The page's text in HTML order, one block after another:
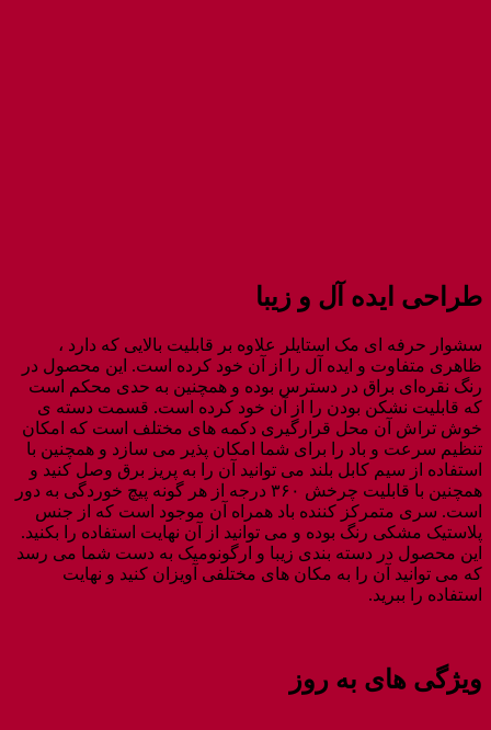
طراحی ایده آل و زیبا
سشوار حرفه ای مک استایلر علاوه بر قابلیت بالایی که دارد ،
ظاهری متفاوت و ایده آل را از آن خود کرده است. این محصول در
رنگ نقره‌ای براق در دسترس بوده و همچنین به حدی محکم است
که قابلیت نشکن بودن را از آن خود کرده است. قسمت دسته ی
خوش تراش آن محل قرارگیری دکمه های مختلف است که امکان
تنظیم سرعت و باد را برای شما امکان پذیر می سازد و همچنین با
استفاده از سیم کابل بلند می توانید آن را به پریز برق وصل کنید و
همچنین با قابلیت چرخش ۳۶۰ درجه از هر گونه پیچ خوردگی به دور
است. سری متمرکز کننده باد همراه آن موجود است که از جنس
پلاستیک مشکی رنگ بوده و می توانید از آن نهایت استفاده را بکنید.
این محصول در دسته بندی زیبا و ارگونومیک به دست شما می رسد
که می توانید آن را به مکان های مختلفی آویزان کنید و نهایت
استفاده را ببرید.
ویژگی های به روز